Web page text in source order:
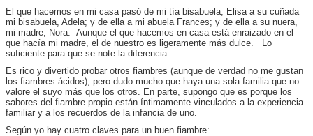
El que hacemos en mi casa pasó de mi tía bisabuela, Elisa a su cuñada
mi bisabuela, Adela; y de ella a mi abuela Frances; y de ella a su nuera,
mi madre, Nora. Aunque el que hacemos en casa está enraizado en el
que hacía mi madre, el de nuestro es ligeramente más dulce. Lo
suficiente para que se note la diferencia.
Es rico y divertido probar otros fiambres (aunque de verdad no me gustan
los fiambres ácidos), pero dudo mucho que haya una sola familia que no
valore el suyo más que los otros. En parte, supongo que es porque los
sabores del fiambre propio están íntimamente vinculados a la experiencia
familiar y a los recuerdos de la infancia de uno.
Según yo hay cuatro claves para un buen fiambre: